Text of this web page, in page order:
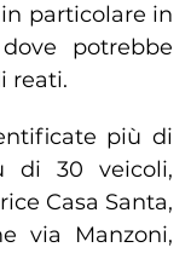
particolare in
potrebbe
reati.
più di
di 30 veicoli,
Casa Santa,
via Manzoni,